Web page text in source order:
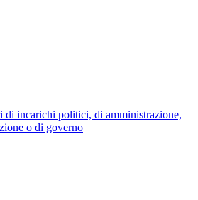
di incarichi politici, di amministrazione,
o di governo